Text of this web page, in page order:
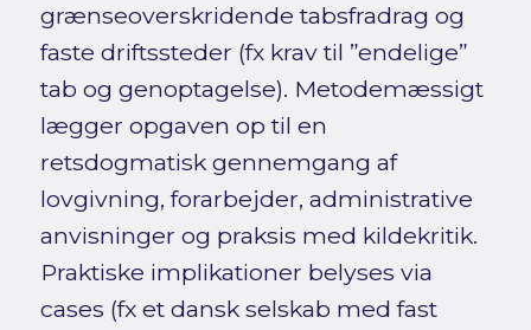
grænseoverskridende tabsfradrag og
faste driftssteder (fx krav til ”endelige”
tab og genoptagelse). Metodemæssigt
lægger opgaven op til en
retsdogmatisk gennemgang af
lovgivning, forarbejder, administrative
anvisninger og praksis med kildekritik.
Praktiske implikationer belyses via
cases (fx et dansk selskab med fast